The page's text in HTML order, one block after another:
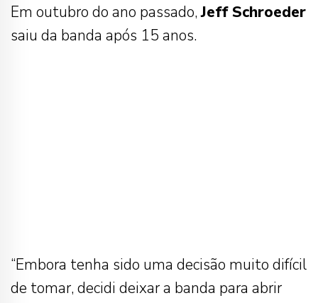
Em outubro do ano passado,JeffSchroeder
saiu da banda após 15 anos.
“Embora tenha sido uma decisão muito difícil
de tomar, decidi deixar a banda para abrir